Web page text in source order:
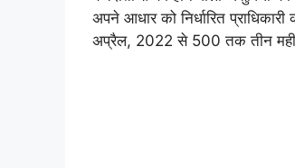
अपने आधार को निर्धारित
अप्रैल, 2022 से 500 तक तीन